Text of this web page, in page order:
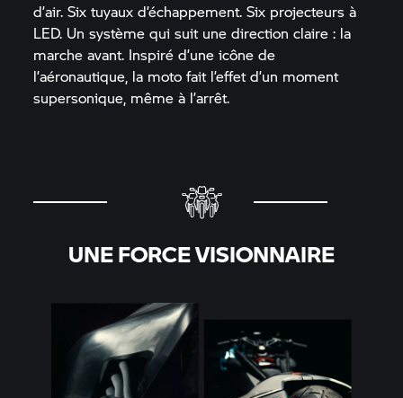
d’air. Six tuyaux d’échappement. Six projecteurs à
LED. Un système qui suit une direction claire : la
marche avant. Inspiré d’une icône de
l’aéronautique, la moto fait l’effet d’un moment
supersonique, même à l’arrêt.
UNE FORCE VISIONNAIRE